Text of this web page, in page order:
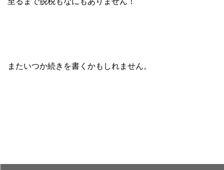
またいつか続きを書くかもしれません。